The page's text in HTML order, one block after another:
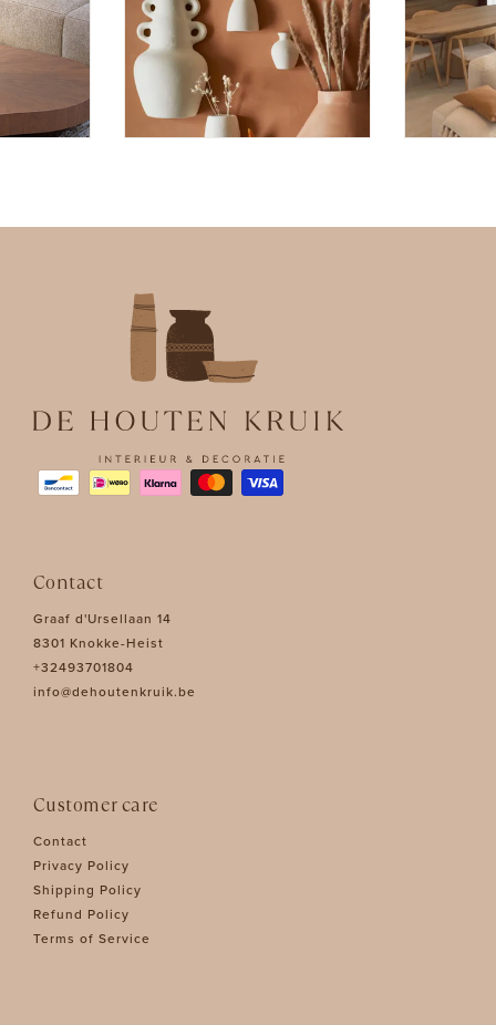
Contact
Graaf d'Ursellaan 14
8301 Knokke-Heist
+32493701804
info@dehoutenkruik.be
Customer care
Contact
Privacy Policy
Shipping Policy
Refund Policy
Terms of Service